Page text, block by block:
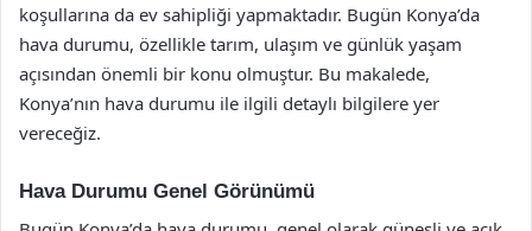
koşullarına da ev sahipliği yapmaktadır. Bugün Konya’da
hava durumu, özellikle tarım, ulaşım ve günlük yaşam
açısından önemli bir konu olmuştur. Bu makalede,
Konya’nın hava durumu ile ilgili detaylı bilgilere yer
vereceğiz.
Hava Durumu Genel Görünümü